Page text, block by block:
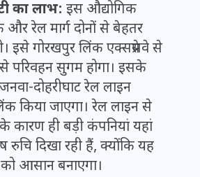
का लाभ: इस औद्योगिक
रेल मार्ग दोनों से बेहतर
इसे गोरखपुर लिंक एक्सप्रेसवे से
परिवहन सुगम होगा। इसके
दोहरीघाट रेल लाइन
किया जाएगा। रेल लाइन से
कारण ही बड़ी कंपनियां यहां
रुचि दिखा रही हैं, क्योंकि यह
आसान बनाएगा।